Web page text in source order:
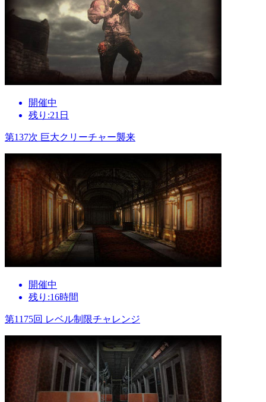
開催中
残り:21日
第137次 巨大クリーチャー襲来
開催中
残り:16時間
第1175回 レベル制限チャレンジ